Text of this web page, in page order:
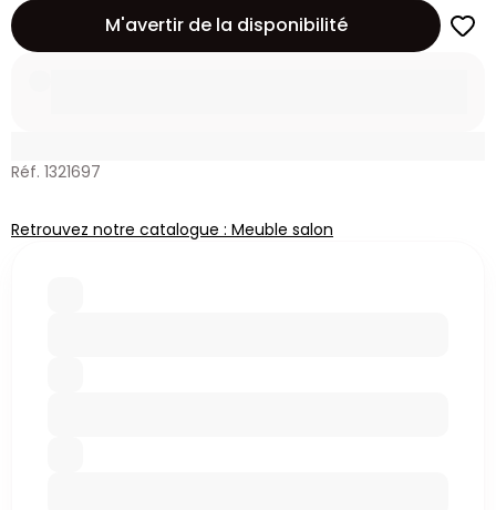
M'avertir de la disponibilité
Réf. 1321697
Retrouvez notre catalogue : Meuble salon